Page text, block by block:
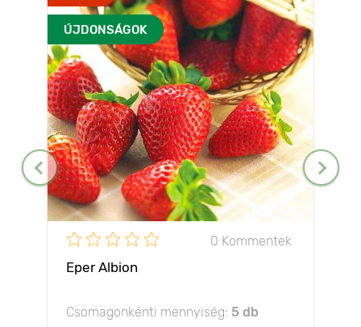
ÚJDONSÁGOK
0 Kommentek
Eper Albion
Csomagonkénti mennyiség: 5 db